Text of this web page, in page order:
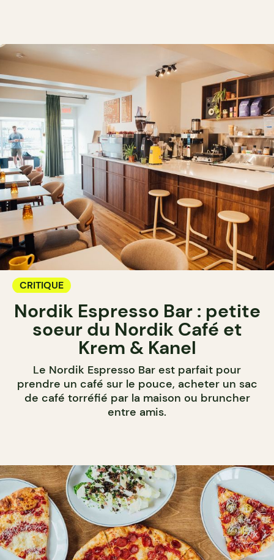
CRITIQUE
Nordik Espresso Bar : petite
soeur du Nordik Café et
Krem & Kanel
Le Nordik Espresso Bar est parfait pour
prendre un café sur le pouce, acheter un sac
de café torréfié par la maison ou bruncher
entre amis.